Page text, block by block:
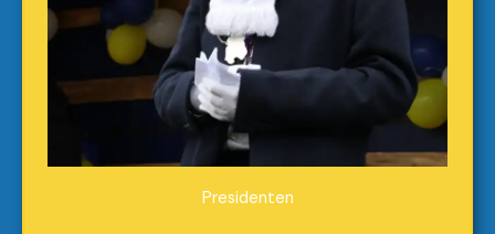
Presidenten